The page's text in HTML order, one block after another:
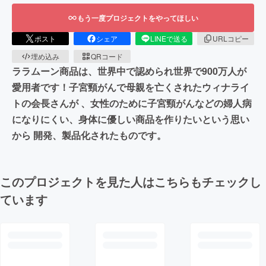
もう一度プロジェクトをやってほしい
ポスト シェア LINEで送る
URLコピー
埋め込み
QRコード
ララムーン商品は、世界中で認められ世界で900万人が
愛用者です！子宮頸がんで母親を亡くされたウィナライ
トの会長さんが 、女性のために子宮頸がんなどの婦人病
になりにくい、身体に優しい商品を作りたいという思い
から 開発、製品化されたものです。
このプロジェクトを見た人はこちらもチェックし
ています